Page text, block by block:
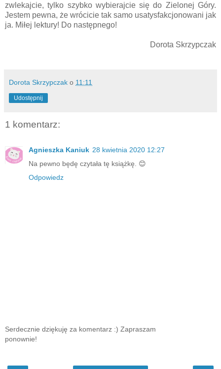
zwlekajcie, tylko szybko wybierajcie się do Zielonej Góry.
Jestem pewna, że wrócicie tak samo usatysfakcjonowani jak
ja. Miłej lektury! Do następnego!
Dorota Skrzypczak
Dorota Skrzypczak o 11:11
Udostępnij
1 komentarz:
Agnieszka Kaniuk 28 kwietnia 2020 12:27
Na pewno będę czytała tę książkę. 😊
Odpowiedz
Serdecznie dziękuję za komentarz :) Zapraszam
ponownie!